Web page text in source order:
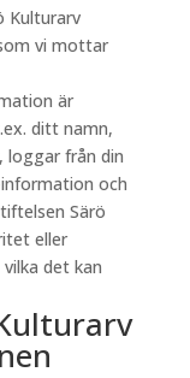
Kulturarv
vi mottar
är
ditt namn,
loggar från din
och
Särö
eller
det kan